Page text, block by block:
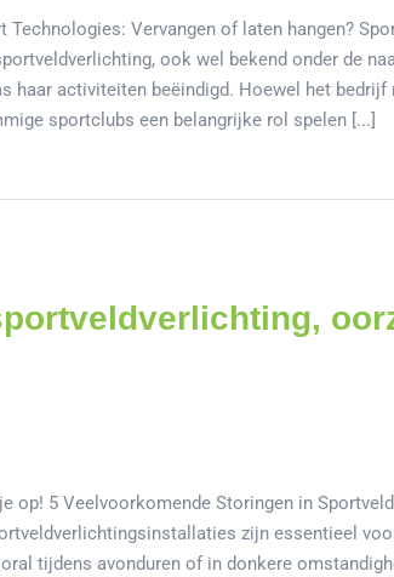
Technologies: Vervangen of laten hangen?
ook wel bekend onder de
haar activiteiten beëindigd. Hoewel het
sportclubs een belangrijke rol spelen [...]
op! 5 Veelvoorkomende Storingen in
zijn essentieel
tijdens avonduren of in donkere